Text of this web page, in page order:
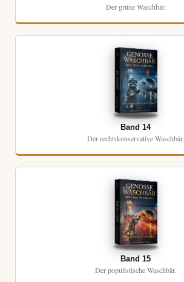
Der grüne Waschbär.
Band 14
Der rechtskonservative Waschbär.
Band 15
Der populistische Waschbär.